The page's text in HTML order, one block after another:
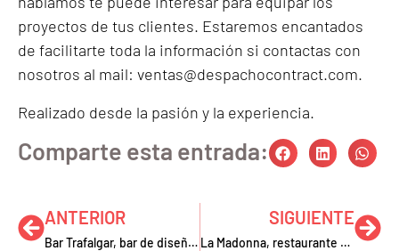
proyectos de tus clientes. Estaremos encantados
de facilitarte toda la información si contactas con
nosotros al mail: ventas@despachocontract.com.
Realizado desde la pasión y la experiencia.
Comparte esta entrada:
ANTERIOR
Bar Trafalgar, bar de diseño auténtico de toda la vida en Madrid
SIGUIENTE
La Madonna, restaurante con diseño colorido en Madrid